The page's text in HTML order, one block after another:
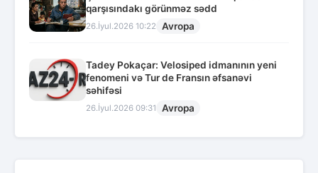
qarşısındakı görünməz sədd
26.İyul.2026 10:22 Avropa
Tadey Pokaçar: Velosiped idmanının yeni
fenomeni və Tur de Fransın əfsanəvi
səhifəsi
26.İyul.2026 09:31 Avropa